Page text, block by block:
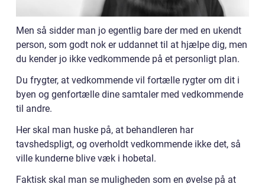
Men så sidder man jo egentlig bare der med en ukendt
person, som godt nok er uddannet til at hjælpe dig, men
du kender jo ikke vedkommende på et personligt plan.
Du frygter, at vedkommende vil fortælle rygter om dit i
byen og genfortælle dine samtaler med vedkommende
til andre.
Her skal man huske på, at behandleren har
tavshedspligt, og overholdt vedkommende ikke det, så
ville kunderne blive væk i hobetal.
Faktisk skal man se muligheden som en øvelse på at